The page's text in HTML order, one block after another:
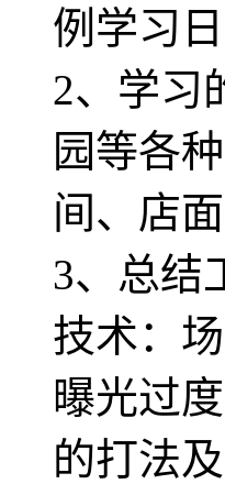
例学习
2、学习
园等各
间、店
3、总结
技术：
曝光过
的打法